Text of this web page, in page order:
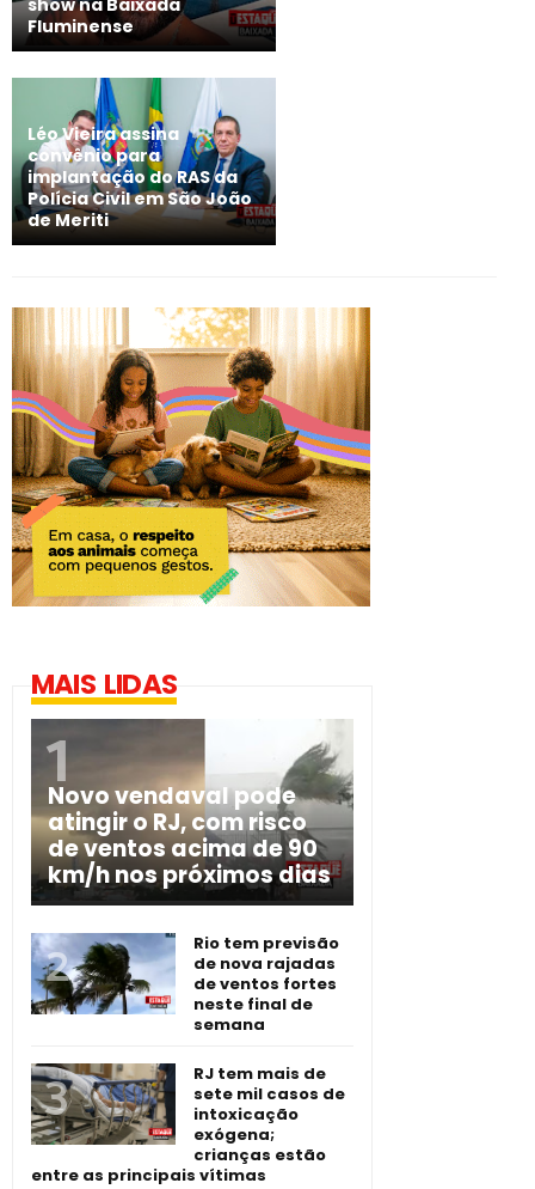
show na Baixada
Fluminense
Léo Vieira assina
convênio para
implantação do RAS da
Polícia Civil em São João
de Meriti
MAIS LIDAS
Novo vendaval pode
atingir o RJ, com risco
de ventos acima de 90
km/h nos próximos dias
Rio tem previsão
de nova rajadas
de ventos fortes
neste final de
semana
RJ tem mais de
sete mil casos de
intoxicação
exógena;
crianças estão
entre as principais vítimas